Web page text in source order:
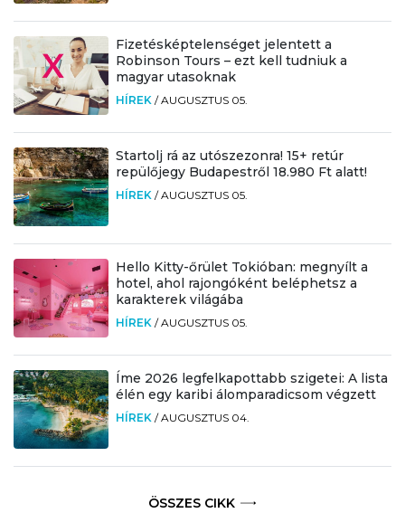
Fizetésképtelenséget jelentett a
Robinson Tours – ezt kell tudniuk a
magyar utasoknak
HÍREK /AUGUSZTUS 05.
Startolj rá az utószezonra! 15+ retúr
repülőjegy Budapestről 18.980 Ft alatt!
HÍREK /AUGUSZTUS 05.
Hello Kitty-őrület Tokióban: megnyílt a
hotel, ahol rajongóként beléphetsz a
karakterek világába
HÍREK /AUGUSZTUS 05.
Íme 2026 legfelkapottabb szigetei: A lista
élén egy karibi álomparadicsom végzett
HÍREK /AUGUSZTUS 04.
ÖSSZES CIKK